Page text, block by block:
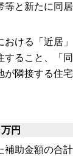
等と新たに同居
ける「近居」
すること、「同
が隣接する住宅
円
補助金額の合計